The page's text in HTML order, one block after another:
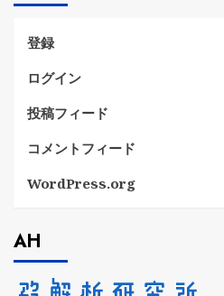
ー
登録
ログイン
投稿フィード
コメントフィード
WordPress.org
AH